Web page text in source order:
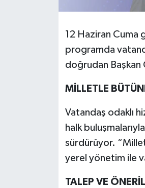
12 Haziran Cuma
programda
doğrudan Başkan
MİLLETLE
Vatandaş odaklı
halk
sürdürüyor.
yerel yönetim ile
TALEP VE